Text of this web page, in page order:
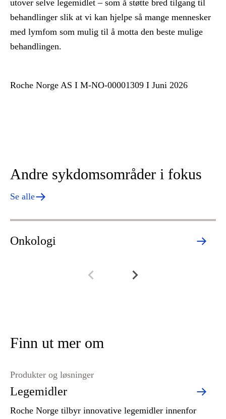
utover selve legemidlet – som å støtte bred tilgang til
behandlinger slik at vi kan hjelpe så mange mennesker
med lymfom som mulig til å motta den beste mulige
behandlingen.
Roche Norge AS I M-NO-00001309 I Juni 2026
Andre sykdomsområder i fokus
Se alle
Onkologi
Finn ut mer om
Legemidler
Produkter og løsninger
Roche Norge tilbyr innovative legemidler innenfor